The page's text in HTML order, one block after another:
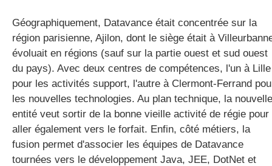
Géographiquement, Datavance était concentrée sur la
région parisienne, Ajilon, dont le siège était à
évoluait en régions (sauf sur la partie ouest et sud ouest
du pays). Avec deux centres de compétences, l'un à Lille
pour les activités support, l'autre à Clermont-Ferrand
les nouvelles technologies. Au plan technique, la nouvelle
entité veut sortir de la bonne vieille activité de régie pour
aller également vers le forfait. Enfin, côté métiers, la
fusion permet d'associer les équipes de Datavance
tournées vers le développement Java, JEE, DotNet et